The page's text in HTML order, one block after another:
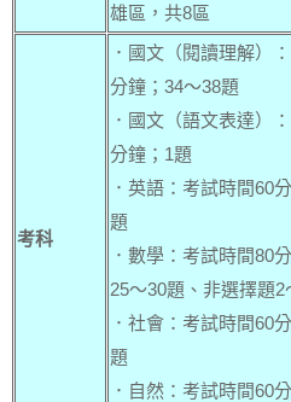
雄區，共8區
考科
．國文（閱讀理解）
分鐘；34～38題
．國文（語文表達）
分鐘；1題
．英語：考試時間60
題
．數學：考試時間80
25～30題、非選擇題2
．社會：考試時間60
題
．自然：考試時間60